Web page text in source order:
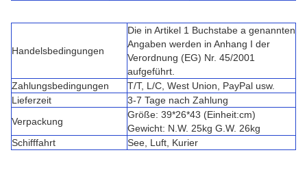
Handelsbedingungen
Die in Artikel 1 Buchstabe a genannten
Angaben werden in Anhang I der
Verordnung (EG) Nr. 45/2001
aufgeführt.
Zahlungsbedingungen
T/T, L/C, West Union, PayPal usw.
Lieferzeit
3-7 Tage nach Zahlung
Verpackung
Größe: 39*26*43 (Einheit:cm)
Gewicht: N.W. 25kg G.W. 26kg
Schifffahrt
See, Luft, Kurier